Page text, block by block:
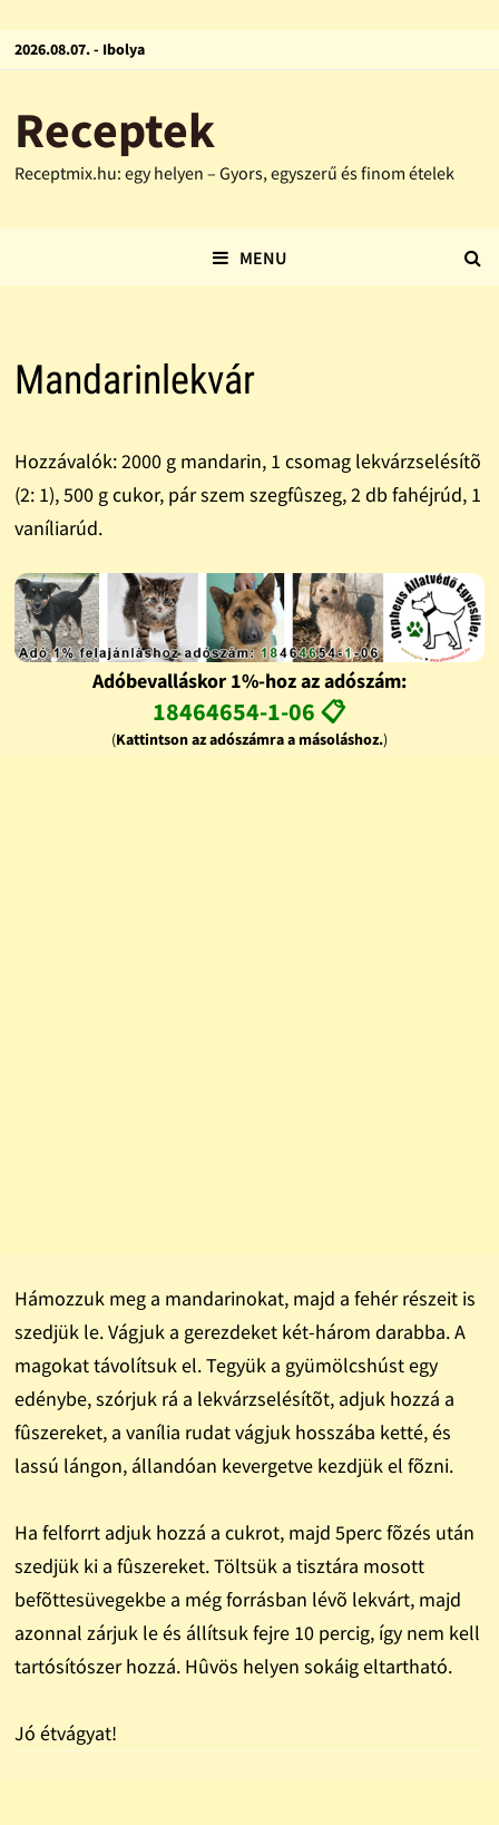
2026.08.07. - Ibolya
Receptek
Receptmix.hu: egy helyen – Gyors, egyszerű és finom ételek
MENU
Mandarinlekvár
Hozzávalók: 2000 g mandarin, 1 csomag lekvárzselésítõ
(2: 1), 500 g cukor, pár szem szegfûszeg, 2 db fahéjrúd, 1
vaníliarúd.
Adóbevalláskor 1%-hoz az adószám:
18464654-1-06 📋
(Kattintson az adószámra a másoláshoz.)
Hámozzuk meg a mandarinokat, majd a fehér részeit is
szedjük le. Vágjuk a gerezdeket két-három darabba. A
magokat távolítsuk el. Tegyük a gyümölcshúst egy
edénybe, szórjuk rá a lekvárzselésítõt, adjuk hozzá a
fûszereket, a vanília rudat vágjuk hosszába ketté, és
lassú lángon, állandóan kevergetve kezdjük el fõzni.
Ha felforrt adjuk hozzá a cukrot, majd 5perc fõzés után
szedjük ki a fûszereket. Töltsük a tisztára mosott
befõttesüvegekbe a még forrásban lévõ lekvárt, majd
azonnal zárjuk le és állítsuk fejre 10 percig, így nem kell
tartósítószer hozzá. Hûvös helyen sokáig eltartható.
Jó étvágyat!